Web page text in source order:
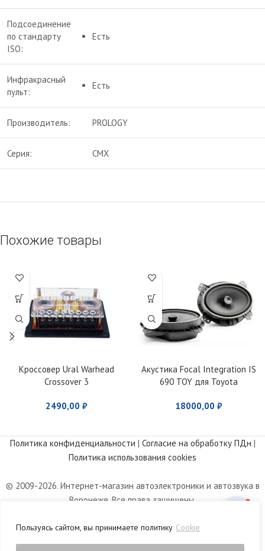
Пользуясь сайтом, вы принимаете политику Cookie
Подсоединение
по стандарту
ISO:
Есть
Инфракрасный
пульт:
Есть
Производитель: PROLOGY
Серия: CMX
Похожие товары
Кроссовер Ural Warhead
Crossover 3
2490,00 ₽
Акустика Focal Integration IS
690 TOY для Toyota
18000,00 ₽
Политика конфиденциальности | Согласие на обработку ПДн |
Политика использования cookies
© 2009-2026. Интернет-магазин автоэлектроники и автозвука в
Воронеже. Все права защищены.
характер и не является публичной офертой, определяемой
положениями статьи 437 Гражданского кодекса РФ.